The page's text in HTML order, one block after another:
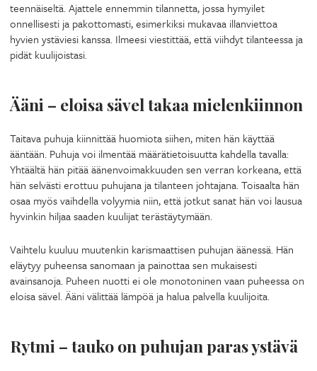
teennäiseltä. Ajattele ennemmin tilannetta, jossa hymyilet
onnellisesti ja pakottomasti, esimerkiksi mukavaa illanviettoa
hyvien ystäviesi kanssa. Ilmeesi viestittää, että viihdyt tilanteessa ja
pidät kuulijoistasi.
Ääni – eloisa sävel takaa mielenkiinnon
Taitava puhuja kiinnittää huomiota siihen, miten hän käyttää
ääntään. Puhuja voi ilmentää määrätietoisuutta kahdella tavalla:
Yhtäältä hän pitää äänenvoimakkuuden sen verran korkeana, että
hän selvästi erottuu puhujana ja tilanteen johtajana. Toisaalta hän
osaa myös vaihdella volyymia niin, että jotkut sanat hän voi lausua
hyvinkin hiljaa saaden kuulijat terästäytymään.
Vaihtelu kuuluu muutenkin karismaattisen puhujan äänessä. Hän
eläytyy puheensa sanomaan ja painottaa sen mukaisesti
avainsanoja. Puheen nuotti ei ole monotoninen vaan puheessa on
eloisa sävel. Ääni välittää lämpöä ja halua palvella kuulijoita.
Rytmi – tauko on puhujan paras ystävä